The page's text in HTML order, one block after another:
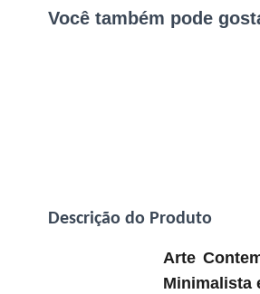
Você também pode
Descrição do Produto
Arte
Minimalista